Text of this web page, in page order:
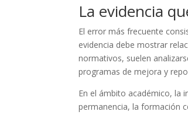
La evidencia
El error más frecuente
evidencia debe mostrar
normativos, suelen
programas de mejora y
En el ámbito académico, la
permanencia, la formación